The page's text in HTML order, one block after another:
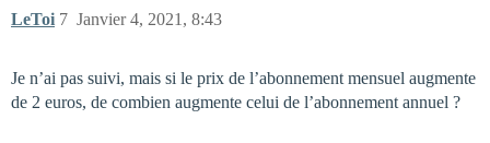
LeToi Janvier 4, 2021, 8:43
7
Je n’ai pas suivi, mais si le prix de l’abonnement mensuel augmente
de 2 euros, de combien augmente celui de l’abonnement annuel ?